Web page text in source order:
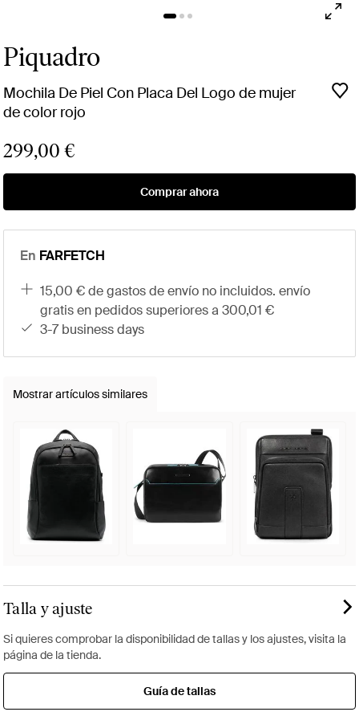
Piquadro
Mochila De Piel Con Placa Del Logo de mujer
de color rojo
299,00 €
Comprar ahora
En FARFETCH
15,00 € de gastos de envío no incluidos. envío
gratis en pedidos superiores a 300,01 €
3-7 business days
Mostrar artículos similares
Talla y ajuste
Si quieres comprobar la disponibilidad de tallas y los ajustes, visita la
página de la tienda.
Guía de tallas